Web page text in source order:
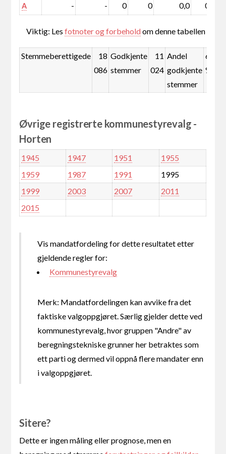
A - - 0 0 0,0 0,0
Viktig: Lesfotnoter og forbeholdom denne tabellen
Stemmeberettigede
18
086
Godkjente
stemmer
11
024
Andel
godkjente
stemmer
61,0
%
Øvrige registrerte kommunestyrevalg -
Horten
1945 1947 1951
1955
1959
1987 1991
1995
1999
2003 2007
2011
2015
Vis mandatfordeling for dette resultatet etter
gjeldende regler for:
Kommunestyrevalg
Merk: Mandatfordelingen kan avvike fra det
faktiske valgoppgjøret. Særlig gjelder dette ved
kommunestyrevalg, hvor gruppen "Andre" av
beregningstekniske grunner her betraktes som
ett parti og dermed vil oppnå flere mandater enn
i valgoppgjøret.
Sitere?
Dette er ingen måling eller prognose, men en